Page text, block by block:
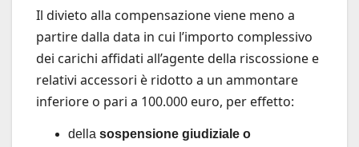
Il divieto alla compensazione viene meno a
partire dalla data in cui l’importo complessivo
dei carichi affidati all’agente della riscossione e
relativi accessori è ridotto a un ammontare
inferiore o pari a 100.000 euro, per effetto:
della sospensione giudiziale o